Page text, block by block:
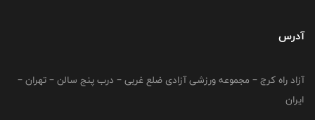
آدرس
آزاد راه کرج – مجموعه ورزشی آزادی ضلع غربی – درب پنج سالن – تهران –
ایران